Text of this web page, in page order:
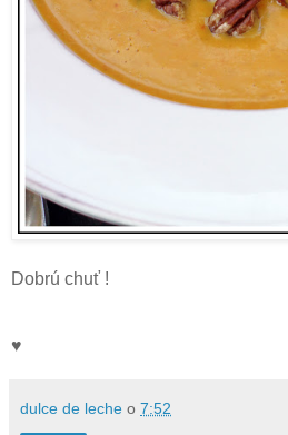
Dobrú chuť !
♥
dulce de leche o 7:52